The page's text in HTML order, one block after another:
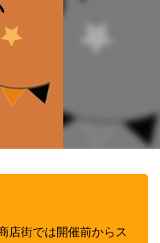
店街では開催前からス